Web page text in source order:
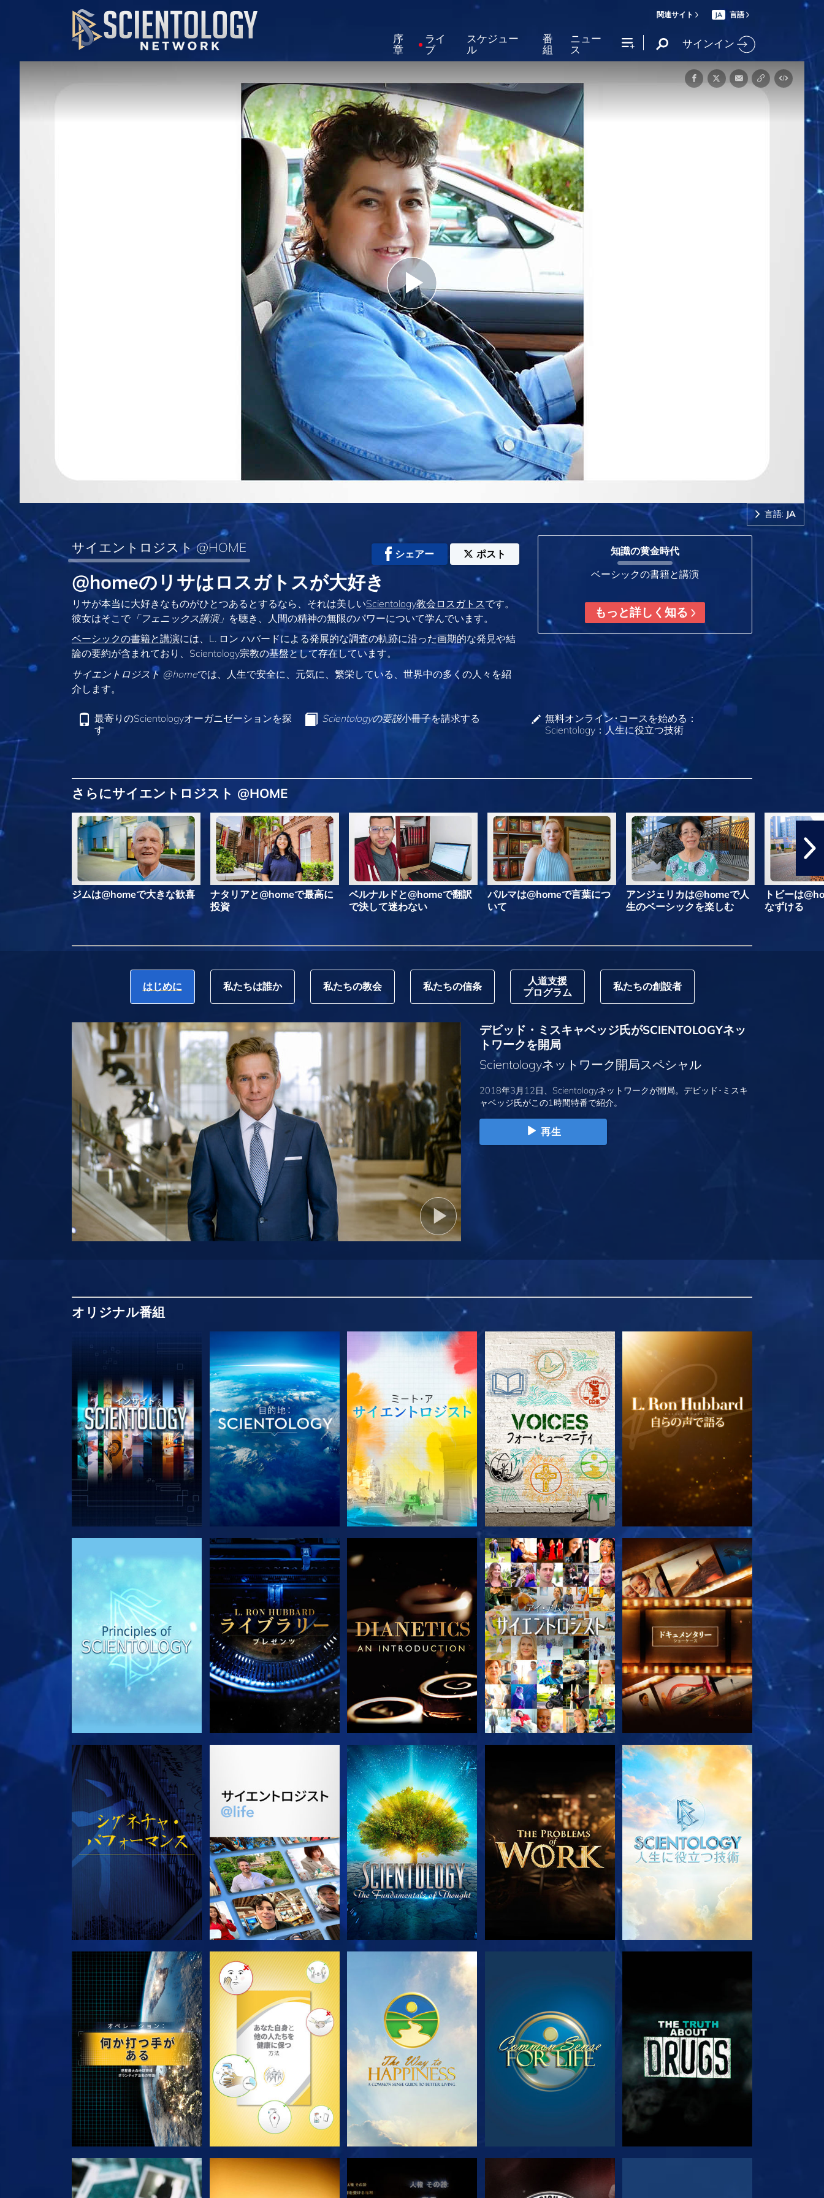
関連サイト JA 言語
序
章
ライ
ブ
スケジュー
ル
番
組
ニュー
ス サインイン
Play
Video
言語: JA
サイエントロジスト @HOME シェアー ポスト
@homeのリサはロスガトスが大好き
リサが本当に大好きなものがひとつあるとするなら、それは美しいScientology教会ロスガトスです。
彼女はそこで「フェニックス講演」 を聴き、人間の精神の無限のパワーについて学んでいます。
ベーシックの書籍と講演には、L. ロン ハバードによる発展的な調査の軌跡に沿った画期的な発見や結
論の要約が含まれており、Scientology宗教の基盤として存在しています。
サイエントロジスト @homeでは、人生で安全に、元気に、繁栄している、世界中の多くの人々を紹
介します。
知識の黄金時代
ベーシックの書籍と講演
もっと詳しく知る
最寄りのScientologyオーガニゼーションを探
す
Scientologyの要説小冊子を請求する
無料オンライン･コースを始める：
Scientology：人生に役立つ技術
さらにサイエントロジスト @HOME
ジムは@homeで大きな歓喜
ナタリアと@homeで最高に
投資
ベルナルドと@homeで翻訳
で決して迷わない
パルマは@homeで言葉につ
いて
アンジェリカは@homeで人
生のベーシックを楽しむ
トビーは
なずける
はじめに 私たちは誰か 私たちの教会 私たちの信条
人道支援
プログラム
私たちの創設者
デビッド・ミスキャベッジ氏がSCIENTOLOGYネッ
トワークを開局
Scientologyネットワーク開局スペシャル
2018年3月12日、Scientologyネットワークが開局。デビッド･ミスキ
ャベッジ氏がこの1時間特番で紹介。
再生
オリジナル番組
シリーズを探求 シリーズを探求 シリーズを探求 シリーズを探求
観る 観る シリーズを探求
シリーズを探求 シリーズを探求
観る 観る